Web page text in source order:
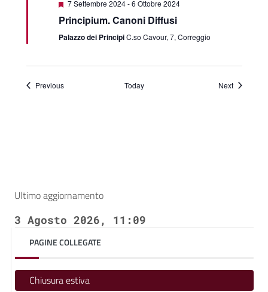
Featured
7 Settembre 2024-6 Ottobre 2024
Principium. Canoni Diffusi
Palazzo dei PrincipiC.so Cavour, 7, Correggio
PreviousEvents Today NextEvents
Ultimo aggiornamento
3 Agosto 2026, 11:09
PAGINE COLLEGATE
Chiusura estiva